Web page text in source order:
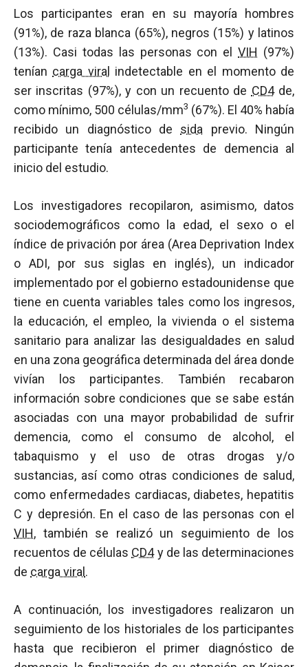
Los participantes eran en su mayoría hombres
(91%), de raza blanca (65%), negros (15%) y latinos
(13%). Casi todas las personas con elVIH (97%)
tenían carga viral
indetectable en el momento de
ser inscritas (97%), y con un recuento de CD4de,
como mínimo, 500 células/mm3 (67%). El 40% había
recibido un diagnóstico de sida previo. Ningún
participante tenía antecedentes de demencia al
inicio del estudio.
Los investigadores recopilaron, asimismo, datos
sociodemográficos como la edad, el sexo o el
índice de privación por área (Area Deprivation Index
o ADI, por sus siglas en inglés), un indicador
implementado por el gobierno estadounidense que
tiene en cuenta variables tales como los ingresos,
la educación, el empleo, la vivienda o el sistema
sanitario para analizar las desigualdades en salud
en una zona geográfica determinada del área donde
vivían los participantes. También recabaron
información sobre condiciones que se sabe están
asociadas con una mayor probabilidad de sufrir
demencia, como el consumo de alcohol, el
tabaquismo y el uso de otras drogas y/o
sustancias, así como otras condiciones de salud,
como enfermedades cardiacas, diabetes, hepatitis
C y depresión. En el caso de las personas con el
VIH, también se realizó un seguimiento de los
recuentos de células CD4y de las determinaciones
de carga viral .
A continuación, los investigadores realizaron un
seguimiento de los historiales de los participantes
hasta que recibieron el primer diagnóstico de